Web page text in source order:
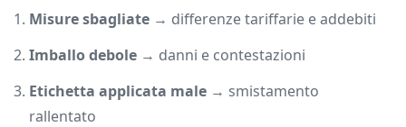
Misure sbagliate → differenze tariffarie e addebiti
Imballo debole → danni e contestazioni
Etichetta applicata male → smistamento
rallentato